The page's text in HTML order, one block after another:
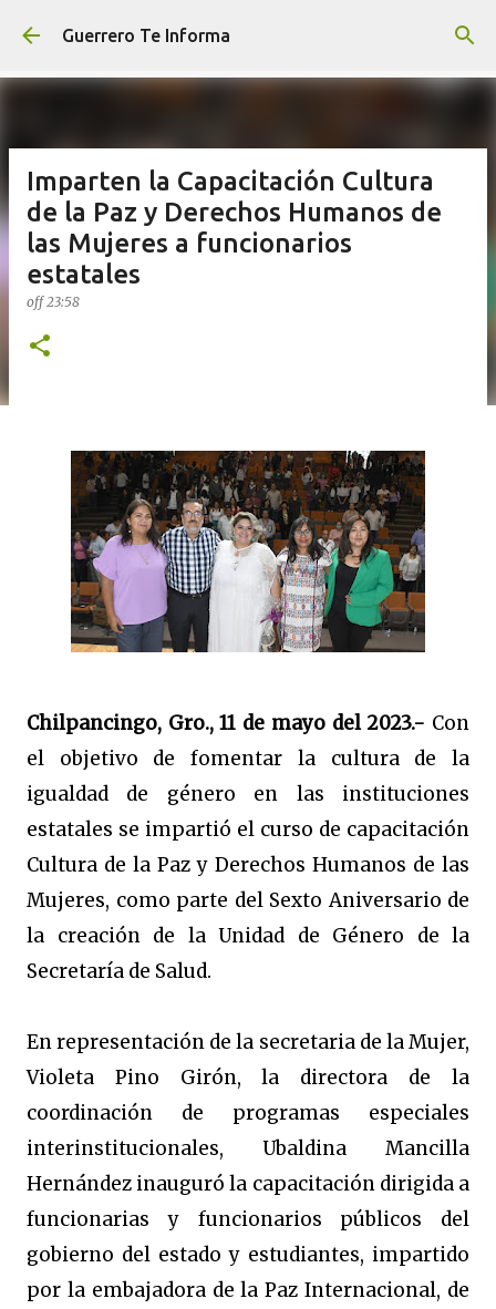
Ir al contenido principal
Guerrero Te Informa
Imparten la Capacitación Cultura
de la Paz y Derechos Humanos de
las Mujeres a funcionarios
estatales
off23:58
Chilpancingo, Gro., 11 de mayo del 2023.- Con
el objetivo de fomentar la cultura de la
igualdad de género en las instituciones
estatales se impartió el curso de capacitación
Cultura de la Paz y Derechos Humanos de las
Mujeres, como parte del Sexto Aniversario de
la creación de la Unidad de Género de la
Secretaría de Salud.
En representación de la secretaria de la Mujer,
Violeta Pino Girón, la directora de la
coordinación de programas especiales
interinstitucionales, Ubaldina Mancilla
Hernández inauguró la capacitación dirigida a
funcionarias y funcionarios públicos del
gobierno del estado y estudiantes, impartido
por la embajadora de la Paz Internacional, de